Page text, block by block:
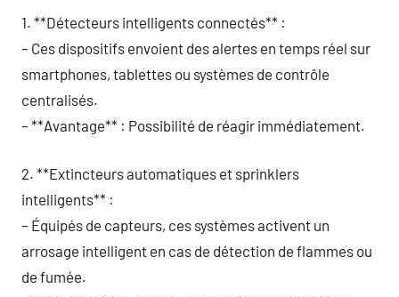
1. **Détecteurs intelligents connectés** :
– Ces dispositifs envoient des alertes en temps réel sur
smartphones, tablettes ou systèmes de contrôle
centralisés.
– **Avantage** : Possibilité de réagir immédiatement.
2. **Extincteurs automatiques et sprinklers
intelligents** :
– Équipés de capteurs, ces systèmes activent un
arrosage intelligent en cas de détection de flammes ou
de fumée.